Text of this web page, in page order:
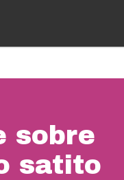
sobre
satito